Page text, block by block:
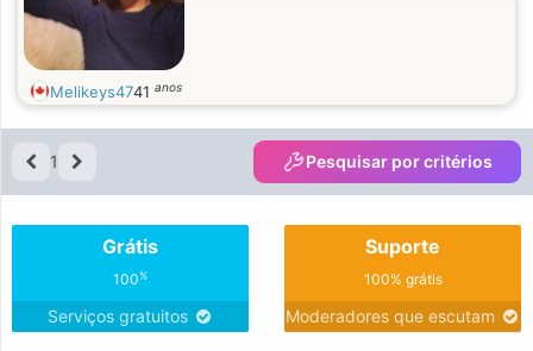
Melikeys4741 anos
1 Pesquisar por critérios
Grátis
100%
Serviços gratuitos
Suporte
100% grátis
Moderadores que escutam